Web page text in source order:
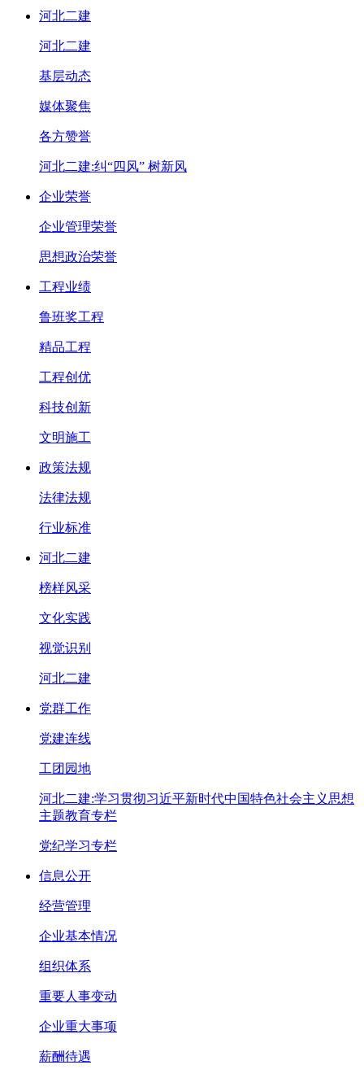
河北二建
河北二建
基层动态
媒体聚焦
各方赞誉
河北二建:纠“四风” 树新风
企业荣誉
企业管理荣誉
思想政治荣誉
工程业绩
鲁班奖工程
精品工程
工程创优
科技创新
文明施工
政策法规
法律法规
行业标准
河北二建
榜样风采
文化实践
视觉识别
河北二建
党群工作
党建连线
工团园地
河北二建:学习贯彻习近平新时代中国特色社会主义思想
主题教育专栏
党纪学习专栏
信息公开
经营管理
企业基本情况
组织体系
重要人事变动
企业重大事项
薪酬待遇